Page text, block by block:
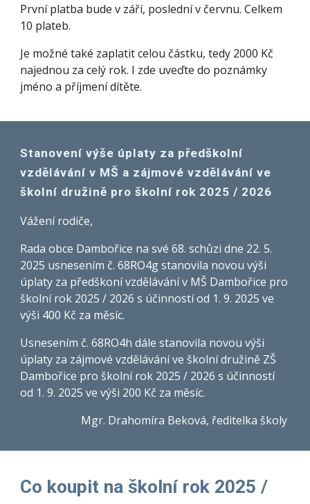
První platba bude v září, poslední v červnu. Celkem
10 plateb.
Je možné také zaplatit celou částku, tedy 2000 Kč
najednou za celý rok. I zde uveďte do poznámky
jméno a příjmení dítěte.
Stanovení výše úplaty za předškolní
vzdělávání v MŠ a zájmové vzdělávání ve
školní družině pro školní rok 2025 / 2026
Vážení rodiče,
Rada obce Dambořice na své 68. schůzi dne 22. 5.
2025 usnesením č. 68RO4g stanovila novou výši
úplaty za předškoní vzdělávání v MŠ Dambořice pro
školní rok 2025 / 2026 s účinností od 1. 9. 2025 ve
výši 400 Kč za měsíc.
Usnesením č. 68RO4h dále stanovila novou výši
úplaty za zájmové vzdělávání ve školní družině ZŠ
Dambořice pro školní rok 2025 / 2026 s účinností
od 1. 9. 2025 ve výši 200 Kč za měsíc.
Mgr. Drahomíra Beková, ředitelka školy
Co koupit na školní rok 2025 /